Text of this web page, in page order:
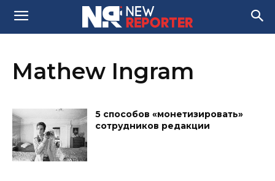
Mathew Ingram
5 способов «монетизировать»
сотрудников редакции